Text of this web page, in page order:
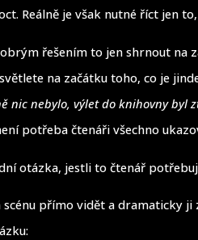
Reálně je však nutné říct jen
řešením to jen shrnout na
na začátku toho, co je
nic nebylo, výlet do knihovny byl
potřeba čtenáři všechno
otázka, jestli to čtenář
přímo vidět a dramaticky